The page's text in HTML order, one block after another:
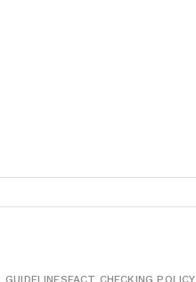
GUIDELINESFACT CHECKING POLICY